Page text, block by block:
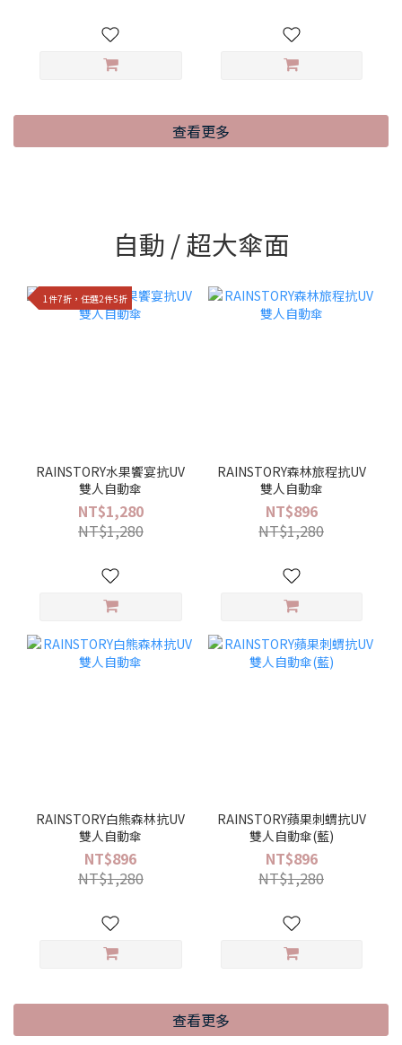
查看更多
自動 / 超大傘面
1件7折，任選2件5折
RAINSTORY水果饗宴抗UV
雙人自動傘
NT$1,280
NT$1,280
RAINSTORY森林旅程抗UV
雙人自動傘
NT$896
NT$1,280
RAINSTORY白熊森林抗UV
雙人自動傘
NT$896
NT$1,280
RAINSTORY蘋果刺蝟抗UV
雙人自動傘(藍)
NT$896
NT$1,280
查看更多